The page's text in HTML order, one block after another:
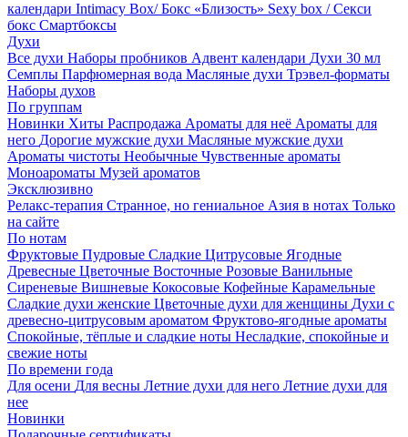
календари Intimacy Box/ Бокс «Близость» Sexy box / Секси
бокс Смартбоксы
Духи
Все духи Наборы пробников Адвент календари Духи 30 мл
Семплы Парфюмерная вода Масляные духи Трэвел-форматы
Наборы духов
По группам
Новинки Хиты Распродажа Ароматы для неё Ароматы для
него Дорогие мужские духи Масляные мужские духи
Ароматы чистоты Необычные Чувственные ароматы
Моноароматы Музей ароматов
Эксклюзивно
Релакс-терапия Странное, но гениальное Азия в нотах Только
на сайте
По нотам
Фруктовые Пудровые Сладкие Цитрусовые Ягодные
Древесные Цветочные Восточные Розовые Ванильные
Сиреневые Вишневые Кокосовые Кофейные Карамельные
Сладкие духи женские Цветочные духи для женщины Духи с
древесно-цитрусовым ароматом Фруктово-ягодные ароматы
Спокойные, тёплые и сладкие ноты Несладкие, спокойные и
свежие ноты
По времени года
Для осени Для весны Летние духи для него Летние духи для
нее
Новинки